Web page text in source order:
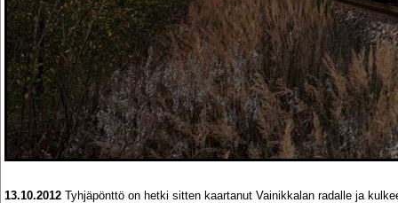
13.10.2012 Tyhjäpönttö on hetki sitten kaartanut Vainikkalan radalle ja